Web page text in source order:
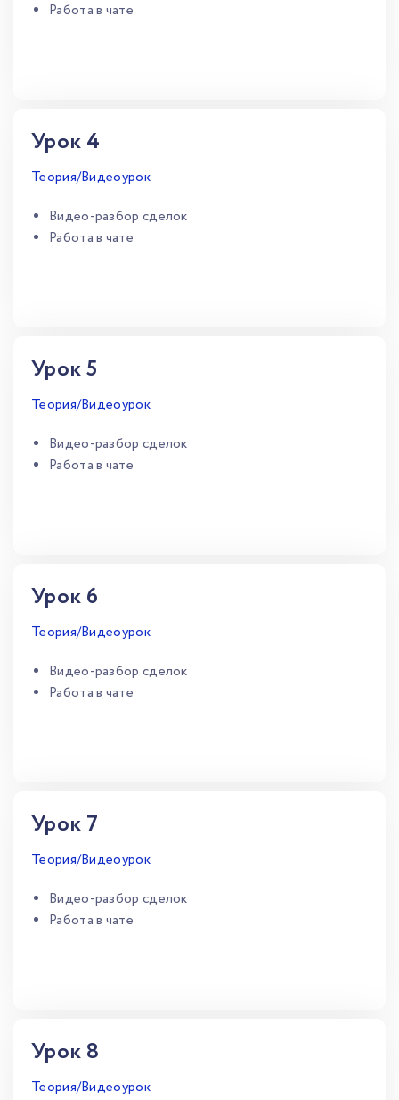
Работа в чате
Урок 4
Теория/Видеоурок
Видео-разбор сделок
Работа в чате
Урок 5
Теория/Видеоурок
Видео-разбор сделок
Работа в чате
Урок 6
Теория/Видеоурок
Видео-разбор сделок
Работа в чате
Урок 7
Теория/Видеоурок
Видео-разбор сделок
Работа в чате
Урок 8
Теория/Видеоурок